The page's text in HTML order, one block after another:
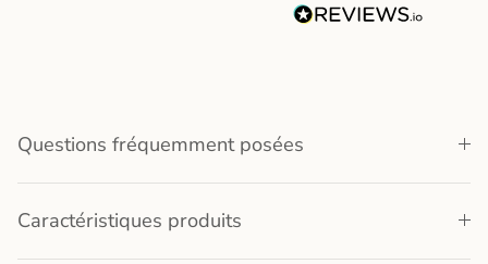
Questions fréquemment posées
Caractéristiques produits